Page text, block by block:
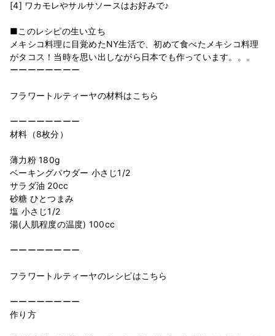
[4] ワカモレやサルサソースはお好みで♪
■このレシピの生い立ち
メキシコ料理に目覚めたNY生活で、初めて食べたメキシコ料理
がタコス！当時を思い出しながら日本でも作っています。。。
ーーーーーーーー
フラワートルティーヤの材料はこちら
ーーーーーーーー
材料（8枚分）
薄力粉 180g
ベーキングパウダー 小さじ1/2
サラダ油 20cc
砂糖 ひとつまみ
塩 小さじ1/2
湯(人肌程度の温度) 100cc
ーーーーーーーー
フラワートルティーヤのレシピはこちら
ーーーーーーーー
作り方